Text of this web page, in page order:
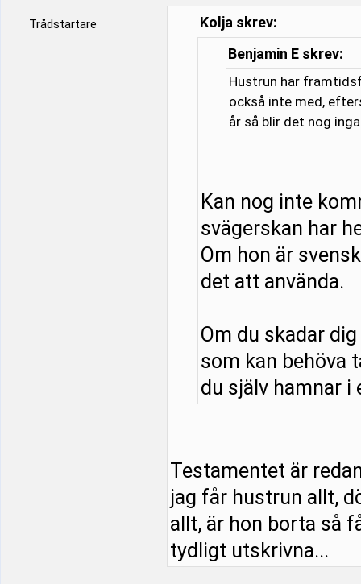
Trådstartare
Kolja skrev:
Benjamin E skrev:
Hustrun har
också inte med,
år så blir det nog
Kan nog inte
svägerskan har
Om hon är
det att använda.
Om du skadar
som kan behöva
du själv hamnar
Testamentet är
jag får hustrun allt,
allt, är hon borta så
tydligt utskrivna...